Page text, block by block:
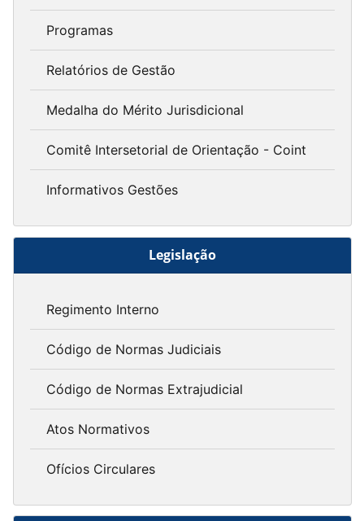
Programas
Relatórios de Gestão
Medalha do Mérito Jurisdicional
Comitê Intersetorial de Orientação - Coint
Informativos Gestões
Legislação
Regimento Interno
Código de Normas Judiciais
Código de Normas Extrajudicial
Atos Normativos
Ofícios Circulares